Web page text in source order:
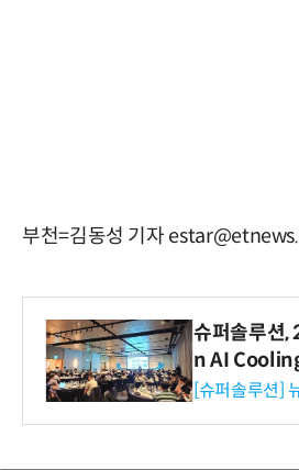
부천=김동성 기자
슈퍼솔루션
n AI
리 성료
[슈퍼솔루션]